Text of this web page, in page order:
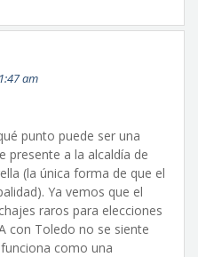
am
punto puede ser una
presente a la alcaldía de
(la única forma de que el
Ya vemos que el
raros para elecciones
con Toledo no se siente
como una